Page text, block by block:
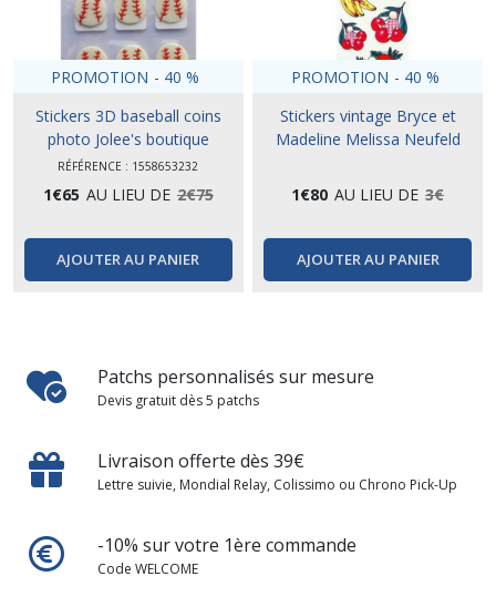
PROMOTION - 40 %
Stickers 3D baseball coins
photo Jolee's boutique
RÉFÉRENCE : 1558653232
1€65 AU LIEU DE 2€75
AJOUTER AU PANIER
PROMOTION - 40 %
Stickers vintage Bryce et
Madeline Melissa Neufeld
1€80 AU LIEU DE 3€
AJOUTER AU PANIER
Patchs personnalisés sur mesure
Devis gratuit dès 5 patchs
Livraison offerte dès 39€
Lettre suivie, Mondial Relay, Colissimo ou Chrono Pick-Up
-10% sur votre 1ère commande
Code WELCOME